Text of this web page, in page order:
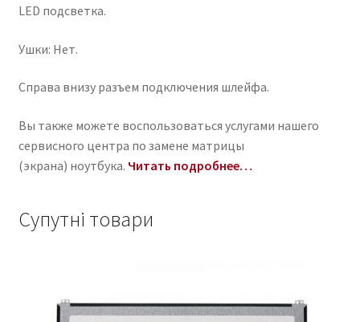
LED подсветка.
Ушки: Нет.
Справа внизу разъем подключения шлейфа.
Вы также можете воспользоваться услугами нашего
сервисного центра по замене матрицы
(экрана) ноутбука. Читать подробнее…
Супутні товари